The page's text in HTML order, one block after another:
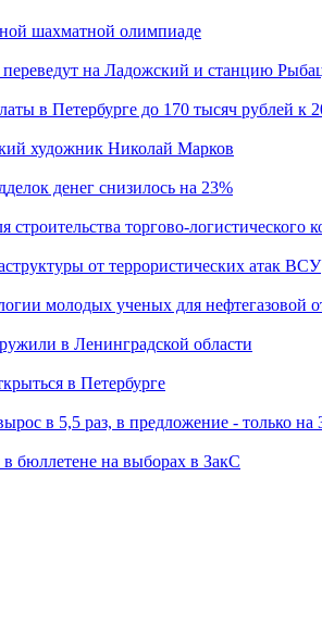
шахматной олимпиаде
переведут на Ладожский и станцию
в Петербурге до 170 тысяч рублей к
художник Николай Марков
денег снизилось на 23%
торгово-логистического
от террористических атак ВСУ
молодых ученых для нефтегазовой
в Ленинградской области
в Петербурге
в 5,5 раз, в предложение - только на
бюллетене на выборах в ЗакС